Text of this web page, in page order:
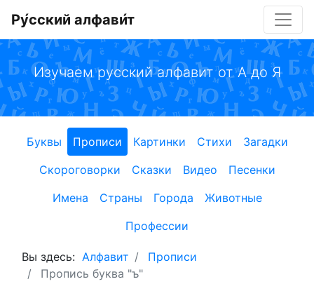
Ру́сский алфави́т
Изучаем русский алфавит от А до Я
Буквы Прописи Картинки Стихи
Загадки
Скороговорки
Сказки Видео
Песенки
Имена
Страны Города
Животные
Профессии
Вы здесь: Алфавит
Прописи
Пропись буква "ъ"